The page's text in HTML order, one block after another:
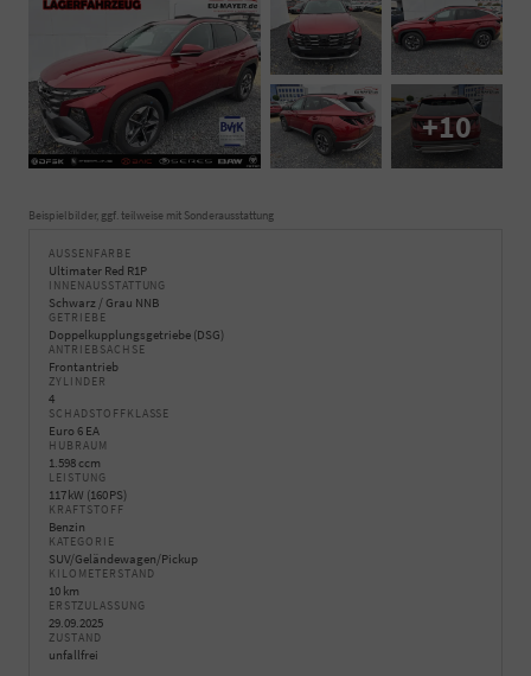
+10
Beispielbilder, ggf. teilweise mit Sonderausstattung
AUSSENFARBE
Ultimater Red R1P
INNENAUSSTATTUNG
Schwarz / Grau NNB
GETRIEBE
Doppelkupplungsgetriebe (DSG)
ANTRIEBSACHSE
Frontantrieb
ZYLINDER
4
SCHADSTOFFKLASSE
Euro 6 EA
HUBRAUM
1.598 ccm
LEISTUNG
117 kW (160 PS)
KRAFTSTOFF
Benzin
KATEGORIE
SUV/Geländewagen/Pickup
KILOMETERSTAND
10 km
ERSTZULASSUNG
29.09.2025
ZUSTAND
unfallfrei